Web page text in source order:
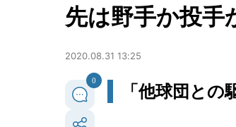
先は野手か投手
2020.08.31 13:25
0
「他球団との